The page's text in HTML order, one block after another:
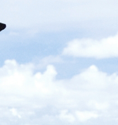
世界地球清潔日 墾管處辦理「2026年墾丁國家公園沙灘淨灘活動